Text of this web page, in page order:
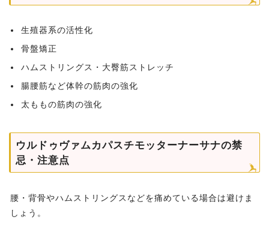
生殖器系の活性化
骨盤矯正
ハムストリングス・大臀筋ストレッチ
腸腰筋など体幹の筋肉の強化
太ももの筋肉の強化
ウルドゥヴァムカパスチモッターナーサナの禁
忌・注意点
腰・背骨やハムストリングスなどを痛めている場合は避けま
しょう。